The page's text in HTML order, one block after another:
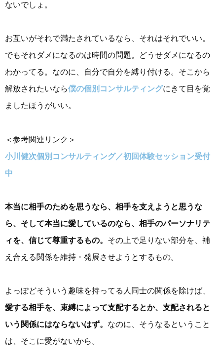
ないでしょ。
お互いがそれで満たされているなら、それはそれでいい。
でもそれダメになるのは時間の問題。どうせダメになるの
わかってる。なのに、自分で自分を縛り付ける。そこから
解放されたいなら僕の個別コンサルティングにきて目を覚
ましたほうがいい。
＜参考関連リンク＞
小川健次個別コンサルティング／初回体験セッション受付
中
本当に相手のためを思うなら、相手を支えようと思うな
ら、そして本当に愛しているのなら、相手のパーソナリテ
ィを、信じて尊重するもの。 その上で足りない部分を、補
え合える関係を維持・発展させようとするもの。
よっぽどそういう趣味を持ってる人同士の関係を除けば、
愛する相手を、束縛によって支配するとか、支配されると
いう関係にはならないはず。 なのに、そうなるということ
は、そこに愛がないから。